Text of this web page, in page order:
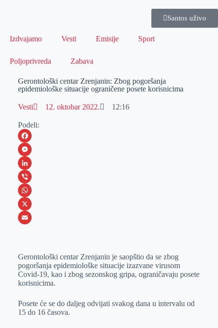
Santos uživo
Izdvajamo Vesti Emisije Sport
Poljoprivreda Zabava
Gerontološki centar Zrenjanin: Zbog pogoršanja
epidemiološke situacije ograničene posete korisnicima
Vesti 12. oktobar 2022. 12:16
Podeli:
F
a
c
e
b
o
M
e
s
s
e
e
r
L
i
n
k
I
n
V
i
b
W
h
s
A
p
p
X
a
i
l
Gerontološki centar Zrenjanin je saopštio da se zbog
pogoršanja epidemiološke situacije izazvane virusom
Covid-19, kao i zbog sezonskog gripa, ograničavaju posete
korisnicima.
Posete će se do daljeg odvijati svakog dana u intervalu od
15 do 16 časova.